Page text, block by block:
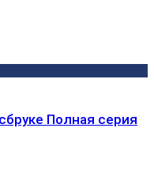
Полная серия